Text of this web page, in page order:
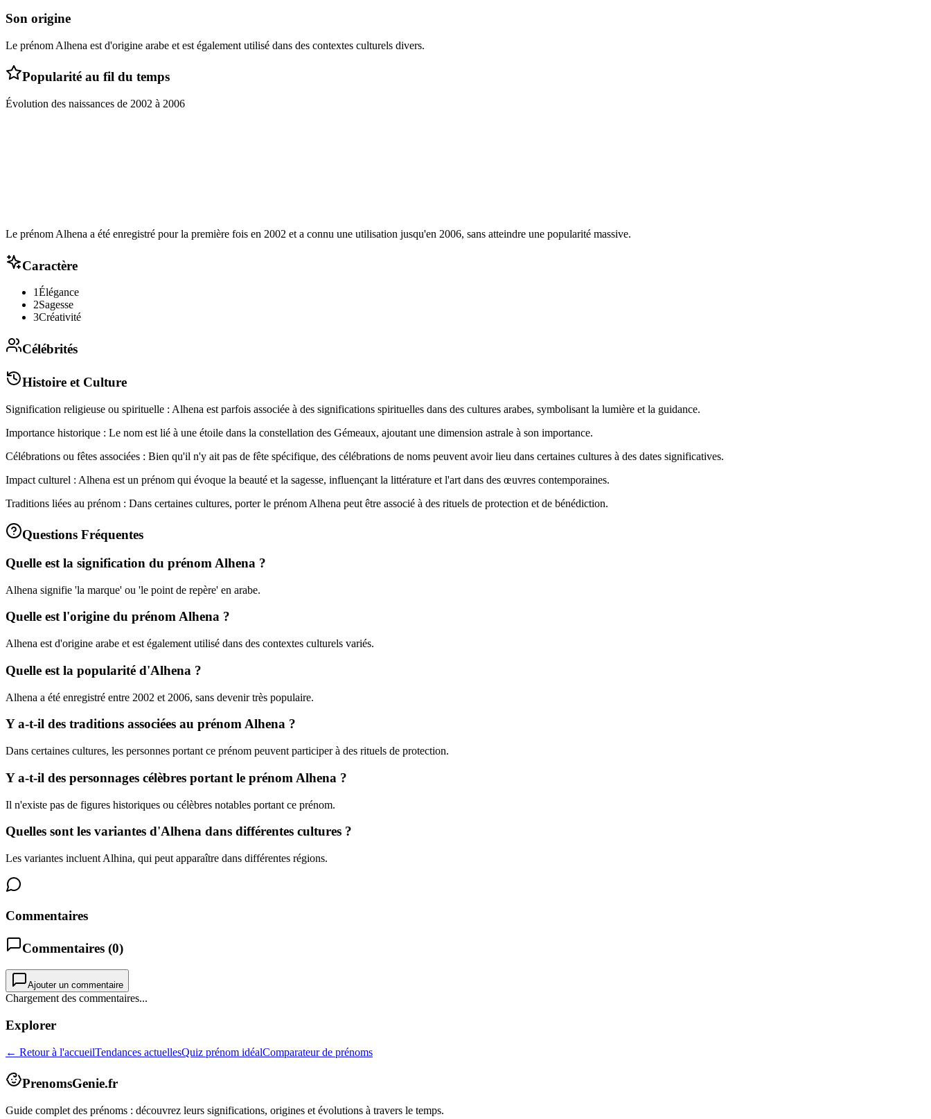
Son origine
Le prénom Alhena est d'origine arabe et est également utilisé dans des contextes culturels divers.
Popularité au fil du temps
Évolution des naissances de 2002 à 2006
Le prénom Alhena a été enregistré pour la première fois en 2002 et a connu une utilisation jusqu'en 2006, sans atteindre une popularité massive.
Caractère
1Élégance
2Sagesse
3Créativité
Célébrités
Histoire et Culture
Signification religieuse ou spirituelle : Alhena est parfois associée à des significations spirituelles dans des cultures arabes, symbolisant la lumière et la guidance.
Importance historique : Le nom est lié à une étoile dans la constellation des Gémeaux, ajoutant une dimension astrale à son importance.
Célébrations ou fêtes associées : Bien qu'il n'y ait pas de fête spécifique, des célébrations de noms peuvent avoir lieu dans certaines cultures à des dates significatives.
Impact culturel : Alhena est un prénom qui évoque la beauté et la sagesse, influençant la littérature et l'art dans des œuvres contemporaines.
Traditions liées au prénom : Dans certaines cultures, porter le prénom Alhena peut être associé à des rituels de protection et de bénédiction.
Questions Fréquentes
Quelle est la signification du prénom Alhena ?
Alhena signifie 'la marque' ou 'le point de repère' en arabe.
Quelle est l'origine du prénom Alhena ?
Alhena est d'origine arabe et est également utilisé dans des contextes culturels variés.
Quelle est la popularité d'Alhena ?
Alhena a été enregistré entre 2002 et 2006, sans devenir très populaire.
Y a-t-il des traditions associées au prénom Alhena ?
Dans certaines cultures, les personnes portant ce prénom peuvent participer à des rituels de protection.
Y a-t-il des personnages célèbres portant le prénom Alhena ?
Il n'existe pas de figures historiques ou célèbres notables portant ce prénom.
Quelles sont les variantes d'Alhena dans différentes cultures ?
Les variantes incluent Alhina, qui peut apparaître dans différentes régions.
Commentaires
Commentaires (0)
Ajouter un commentaire
Chargement des commentaires...
Explorer
← Retour à l'accueilTendances actuellesQuiz prénom idéalComparateur de prénoms
PrenomsGenie.fr
Guide complet des prénoms : découvrez leurs significations, origines et évolutions à travers le temps.